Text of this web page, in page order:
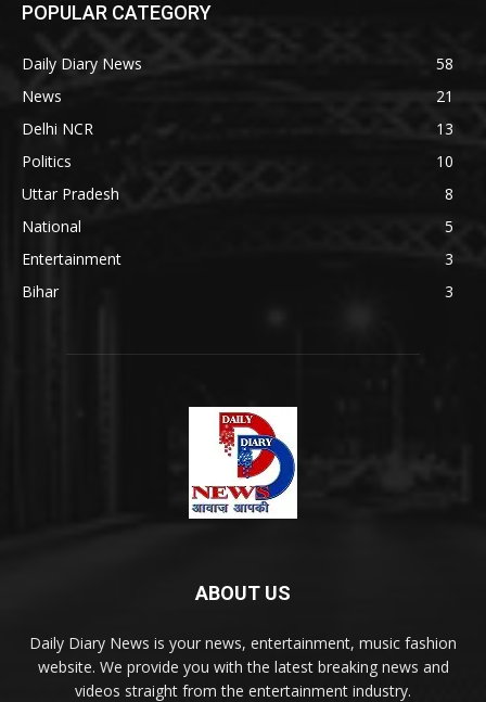
POPULAR CATEGORY
Daily Diary News
58
News
21
Delhi NCR
13
Politics
10
Uttar Pradesh
8
National
5
Entertainment
3
Bihar
3
ABOUT US
Daily Diary News is your news, entertainment, music fashion
website. We provide you with the latest breaking news and
videos straight from the entertainment industry.